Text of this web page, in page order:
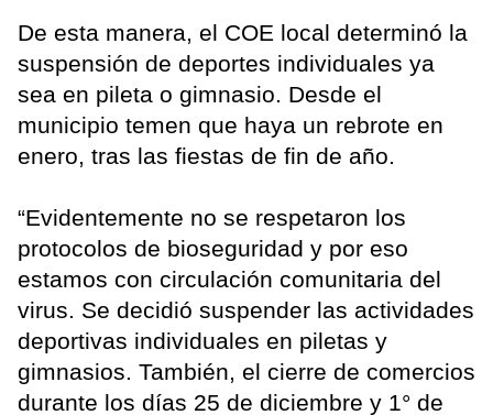
De esta manera, el COE local determinó la
suspensión de deportes individuales ya
sea en pileta o gimnasio. Desde el
municipio temen que haya un rebrote en
enero, tras las fiestas de fin de año.
“Evidentemente no se respetaron los
protocolos de bioseguridad y por eso
estamos con circulación comunitaria del
virus. Se decidió suspender las actividades
deportivas individuales en piletas y
gimnasios. También, el cierre de comercios
durante los días 25 de diciembre y 1° de